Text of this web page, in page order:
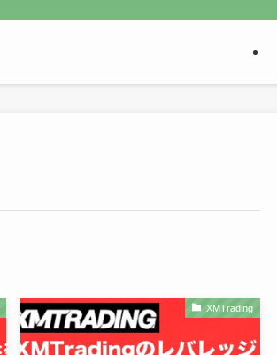
XMTrading